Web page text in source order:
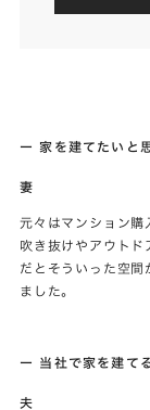
ー 家を建てたいと
妻
元々はマンション購
吹き抜けやアウトド
だとそういった空間
ました。
ー 当社で家を建て
夫